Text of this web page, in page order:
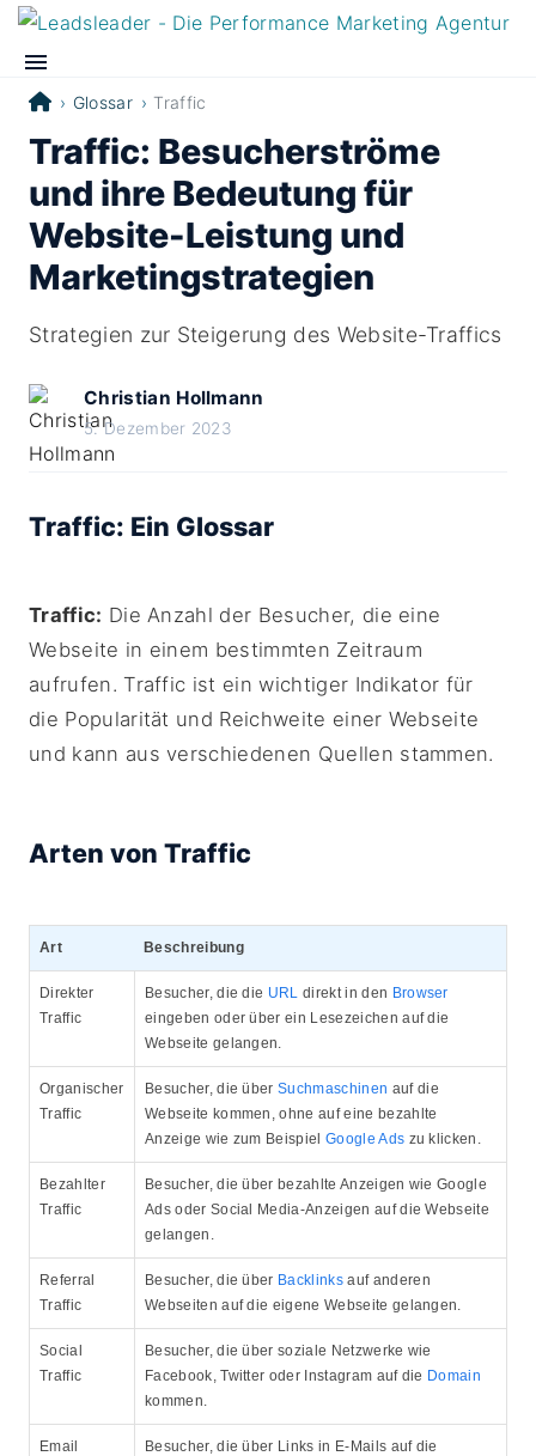
Glossar Traffic
Traffic: Besucherströme
und ihre Bedeutung für
Website-Leistung und
Marketingstrategien
Strategien zur Steigerung des Website-Traffics
Christian Hollmann
5. Dezember 2023
Traffic: Ein Glossar
Traffic: Die Anzahl der Besucher, die eine
Webseite in einem bestimmten Zeitraum
aufrufen. Traffic ist ein wichtiger Indikator für
die Popularität und Reichweite einer Webseite
und kann aus verschiedenen Quellen stammen.
Arten von Traffic
Art Beschreibung
Direkter
Traffic
Besucher, die die URL direkt in den Browser
eingeben oder über ein Lesezeichen auf die
Webseite gelangen.
Organischer
Traffic
Besucher, die überSuchmaschinen auf die
Webseite kommen, ohne auf eine bezahlte
Anzeige wie zum BeispielGoogle Ads zu klicken.
Bezahlter
Traffic
Besucher, die über bezahlte Anzeigen wie Google
Ads oder Social Media-Anzeigen auf die Webseite
gelangen.
Referral
Traffic
Besucher, die über Backlinksauf anderen
Webseiten auf die eigene Webseite gelangen.
Social
Traffic
Besucher, die über soziale Netzwerke wie
Facebook, Twitter oder Instagram auf die Domain
kommen.
Email
Besucher, die über Links in E-Mails auf die